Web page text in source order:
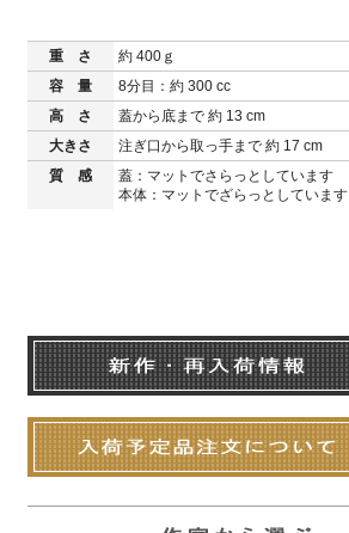
重 さ
約 400ｇ
容 量
8分目：約 300 cc
高 さ
蓋から底まで 約 13 cm
大きさ
注ぎ口から取っ手まで 約 17 cm
質 感
蓋：マットでさらっとしています
本体：マットでざらっとしています